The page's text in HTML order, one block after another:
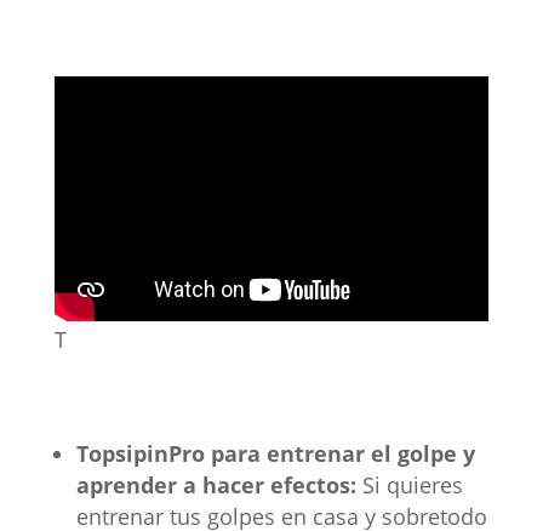
T
TopsipinPro para entrenar el golpe y
aprender a hacer efectos: Si quieres
entrenar tus golpes en casa y sobretodo